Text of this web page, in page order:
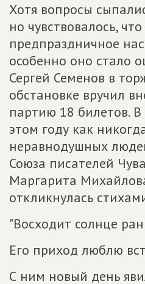
Хотя вопросы
но чувствовалось, что
предпраздничное
особенно оно стало
Сергей Семенов в
обстановке вручил
партию 18 билетов.
этом году как
неравнодушных
Союза писателей
Маргарита
откликнулась
"Восходит солнце
Его приход люблю
С ним новый день